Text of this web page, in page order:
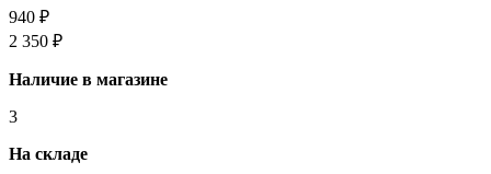
940 ₽
2 350 ₽
Наличие в магазине
3
На складе